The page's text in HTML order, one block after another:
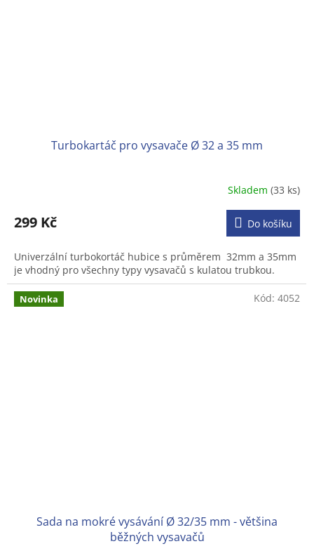
Turbokartáč pro vysavače Ø 32 a 35 mm
produktu
je
z
5
hvězdiček.
Skladem(33 ks)
299 Kč Do košíku
Univerzální turbokortáč hubice s průměrem 32mm a 35mm
je vhodný pro všechny typy vysavačů s kulatou trubkou.
Novinka
Sada na mokré vysávání Ø 32/35 mm - většina
běžných vysavačů
Kód: 4052